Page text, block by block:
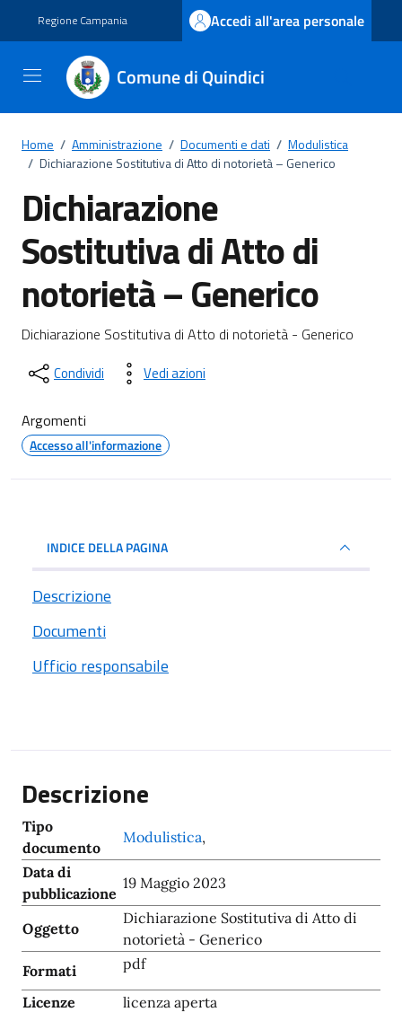
Regione Campania Accedi all'area personale
Comune di Quindici
Home / Amministrazione / Documenti e dati / Modulistica
/ Dichiarazione Sostitutiva di Atto di notorietà – Generico
Dichiarazione
Sostitutiva di Atto di
notorietà – Generico
Dettagli del documento
Dichiarazione Sostitutiva di Atto di notorietà - Generico
Condividi Vedi azioni
Argomenti
Accesso all'informazione
INDICE DELLA PAGINA
Descrizione
Documenti
Ufficio responsabile
Descrizione
Tipo
documento
Modulistica,
Data di
pubblicazione
19 Maggio 2023
Oggetto
Dichiarazione Sostitutiva di Atto di
notorietà - Generico
Formati
pdf
Licenze licenza aperta